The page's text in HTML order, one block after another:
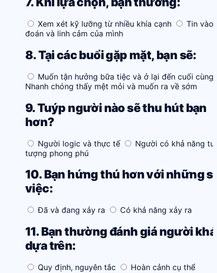
Xem xét kỹ lưỡng từ nhiều khía cạnh
Tin vào
đoán và linh cảm của mình
8. Tại các buổi gặp mặt, bạn sẽ:
Muốn tận hưởng bữa tiệc và ở lại đến cuối cùng
Nhanh chóng thấy mệt mỏi và muốn ra về sớm
9. Tuýp người nào sẽ thu hút bạn
hơn?
Người logic và thực tế
Người có khả năng
tượng phong phú
10. Bạn hứng thú hơn với những
việc:
Đã và đang xảy ra Có khả năng xảy ra
11. Bạn thường đánh giá người
dựa trên:
Quy định, nguyên tắc Hoàn cảnh cụ thể